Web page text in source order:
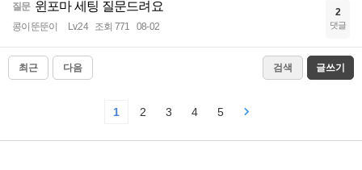
질문 윈포마 세팅 질문드려요
콩이뚠뚠이 Lv.24 조회 771 08-02
2
댓글
최근 다음 검색 글쓰기
1 2 3 4 5